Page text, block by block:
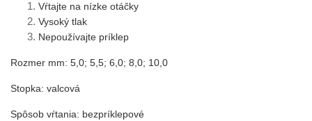
Vŕtajte na nízke otáčky
Vysoký tlak
Nepoužívajte príklep
Rozmer mm: 5,0; 5,5; 6,0; 8,0; 10,0
Stopka: valcová
Spôsob vŕtania: bezpríklepové